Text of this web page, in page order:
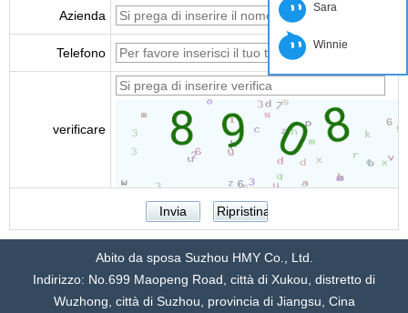
Azienda
Telefono
verificare
Abito da sposa Suzhou HMY Co., Ltd.
Indirizzo: No.699 Maopeng Road, città di Xukou, distretto di
Wuzhong, città di Suzhou, provincia di Jiangsu, Cina
Sara
Winnie